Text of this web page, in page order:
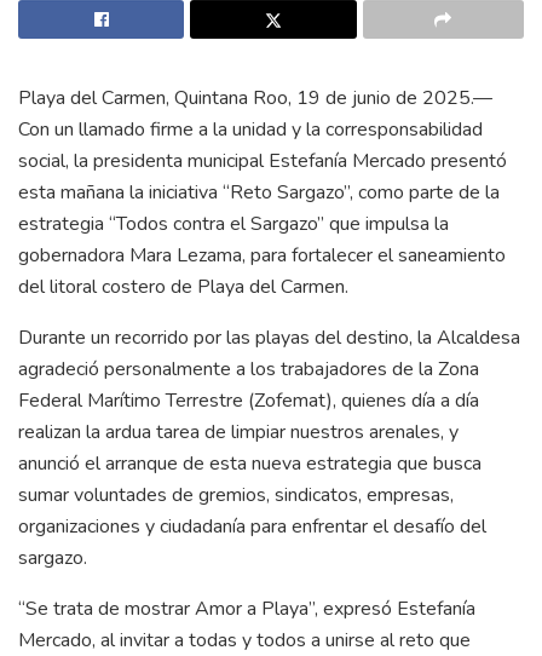
Playa del Carmen, Quintana Roo, 19 de junio de 2025.—
Con un llamado firme a la unidad y la corresponsabilidad
social, la presidenta municipal Estefanía Mercado presentó
esta mañana la iniciativa “Reto Sargazo”, como parte de la
estrategia “Todos contra el Sargazo” que impulsa la
gobernadora Mara Lezama, para fortalecer el saneamiento
del litoral costero de Playa del Carmen.
Durante un recorrido por las playas del destino, la Alcaldesa
agradeció personalmente a los trabajadores de la Zona
Federal Marítimo Terrestre (Zofemat), quienes día a día
realizan la ardua tarea de limpiar nuestros arenales, y
anunció el arranque de esta nueva estrategia que busca
sumar voluntades de gremios, sindicatos, empresas,
organizaciones y ciudadanía para enfrentar el desafío del
sargazo.
“Se trata de mostrar Amor a Playa”, expresó Estefanía
Mercado, al invitar a todas y todos a unirse al reto que